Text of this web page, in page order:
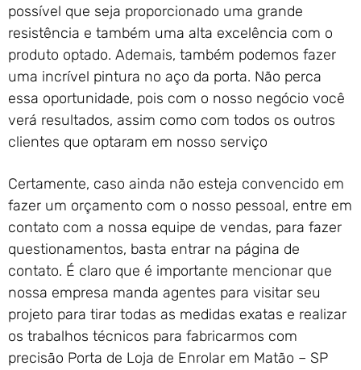
possível que seja proporcionado uma grande
resistência e também uma alta excelência com o
produto optado. Ademais, também podemos fazer
uma incrível pintura no aço da porta. Não perca
essa oportunidade, pois com o nosso negócio você
verá resultados, assim como com todos os outros
clientes que optaram em nosso serviço
Certamente, caso ainda não esteja convencido em
fazer um orçamento com o nosso pessoal, entre em
contato com a nossa equipe de vendas, para fazer
questionamentos, basta entrar na página de
contato. É claro que é importante mencionar que
nossa empresa manda agentes para visitar seu
projeto para tirar todas as medidas exatas e realizar
os trabalhos técnicos para fabricarmos com
precisão Porta de Loja de Enrolar em Matão – SP